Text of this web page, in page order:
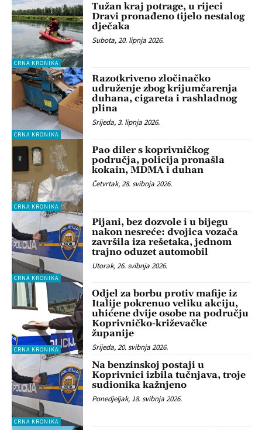
CRNA KRONIKA
Tužan kraj potrage, u rijeci
Dravi pronađeno tijelo nestalog
dječaka
Subota, 20. lipnja 2026.
CRNA KRONIKA
Razotkriveno zločinačko
udruženje zbog krijumčarenja
duhana, cigareta i rashladnog
plina
Srijeda, 3. lipnja 2026.
CRNA KRONIKA
Pao diler s koprivničkog
područja, policija pronašla
kokain, MDMA i duhan
Četvrtak, 28. svibnja 2026.
CRNA KRONIKA
Pijani, bez dozvole i u bijegu
nakon nesreće: dvojica vozača
završila iza rešetaka, jednom
trajno oduzet automobil
Utorak, 26. svibnja 2026.
CRNA KRONIKA
Odjel za borbu protiv mafije iz
Italije pokrenuo veliku akciju,
uhićene dvije osobe na području
Koprivničko-križevačke
županije
Srijeda, 20. svibnja 2026.
CRNA KRONIKA
Na benzinskoj postaji u
Koprivnici izbila tučnjava, troje
sudionika kažnjeno
Ponedjeljak, 18. svibnja 2026.